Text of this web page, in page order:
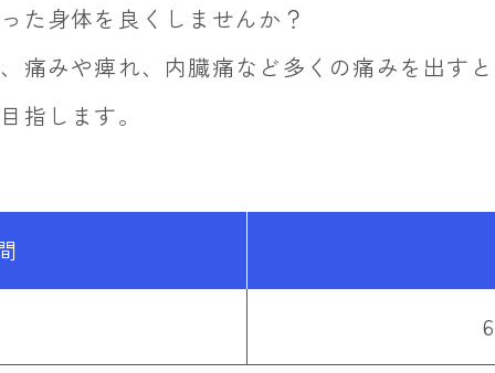
た身体を良くしませんか？
痛みや痺れ、内臓痛など多くの痛みを出す
指します。